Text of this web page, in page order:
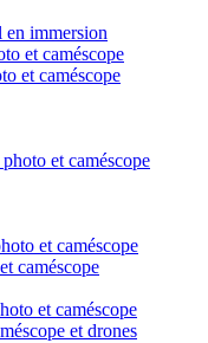
immersion
et caméscope
et caméscope
et caméscope
et caméscope
caméscope
et caméscope
et drones